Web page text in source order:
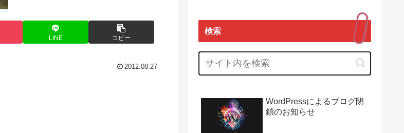
LINE コピー
2012.08.27
検索
WordPressによるブログ閉
鎖のお知らせ